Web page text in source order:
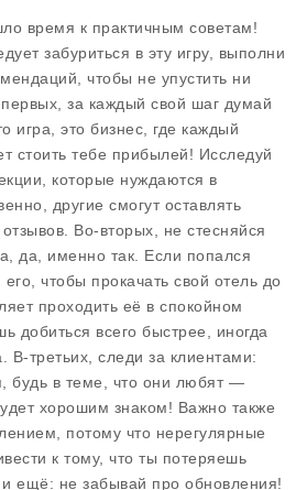
время к практичным советам!
забуриться в эту игру, выполни
чтобы не упустить ни
за каждый свой шаг думай
игра, это бизнес, где каждый
стоить тебе прибылей! Исследуй
которые нуждаются в
другие смогут оставлять
Во-вторых, не стесняйся
да, именно так. Если попался
чтобы прокачать свой отель до
проходить её в спокойном
добиться всего быстрее, иногда
В-третьих, следи за клиентами:
будь в теме, что они любят —
хорошим знаком! Важно также
потому что нерегулярные
к тому, что ты потеряешь
ещё: не забывай про обновления!